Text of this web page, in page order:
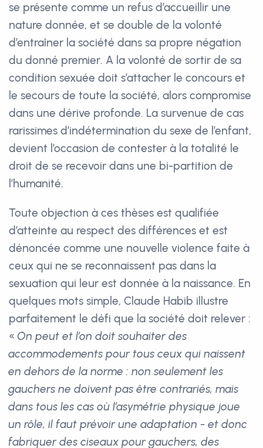
se présente comme un refus d’accueillir une
nature donnée, et se double de la volonté
d’entraîner la société dans sa propre négation
du donné premier. A la volonté de sortir de sa
condition sexuée doit s’attacher le concours et
le secours de toute la société, alors compromise
dans une dérive profonde. La survenue de cas
rarissimes d’indétermination du sexe de l’enfant,
devient l’occasion de contester à la totalité le
droit de se recevoir dans une bi-partition de
l’humanité.
Toute objection à ces thèses est qualifiée
d’atteinte au respect des différences et est
dénoncée comme une nouvelle violence faite à
ceux qui ne se reconnaissent pas dans la
sexuation qui leur est donnée à la naissance. En
quelques mots simple, Claude Habib illustre
parfaitement le défi que la société doit relever :
«On peut et l’on doit souhaiter des
accommodements pour tous ceux qui naissent
en dehors de la norme : non seulement les
gauchers ne doivent pas être contrariés, mais
dans tous les cas où l’asymétrie physique joue
un rôle, il faut prévoir une adaptation - et donc
fabriquer des ciseaux pour gauchers, des